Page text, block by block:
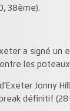
38ème).
a signé un
les poteaux
Jonny
définitif (28-